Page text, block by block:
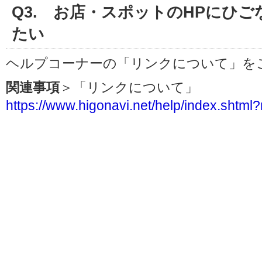
Q3. お店・スポットのHPにひご
たい
ヘルプコーナーの「 リンクについて 」
関連事項 ＞「リンクについて」
https://www.higonavi.net/help/